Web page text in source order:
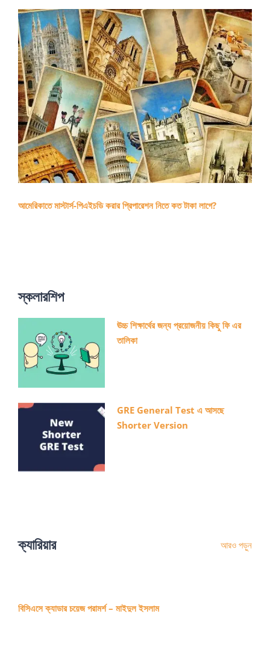
আমেরিকাতে মাস্টার্স-পিএইচডি করার প্রিপারেশন নিতে কত টাকা লাগে?
স্কলারশিপ
ঊচ্চ শিক্ষার্থের জন্য প্রয়োজনীয় কিছু ফি এর
তালিকা
GRE General Test এ আসছে
Shorter Version
ক্যারিয়ার আরও পড়ুন
বিসিএসে ক্যাডার চয়েজ পরামর্শ – মাইদুল ইসলাম